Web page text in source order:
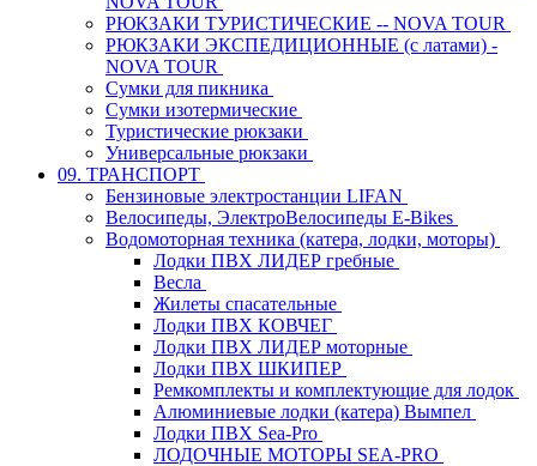
РЮКЗАКИ ТУРИСТИЧЕСКИЕ -- NOVA TOUR
РЮКЗАКИ ЭКСПЕДИЦИОННЫЕ (с латами) -
NOVA TOUR
Сумки для пикника
Сумки изотермические
Туристические рюкзаки
Универсальные рюкзаки
09. ТРАНСПОРТ
Бензиновые электростанции LIFAN
Велосипеды, ЭлектроВелосипеды E-Bikes
Водомоторная техника (катера, лодки, моторы)
Лодки ПВХ ЛИДЕР гребные
Весла
Жилеты спасательные
Лодки ПВХ КОВЧЕГ
Лодки ПВХ ЛИДЕР моторные
Лодки ПВХ ШКИПЕР
Ремкомплекты и комплектующие для лодок
Алюминиевые лодки (катера) Вымпел
Лодки ПВХ Sea-Pro
ЛОДОЧНЫЕ МОТОРЫ SEA-PRO